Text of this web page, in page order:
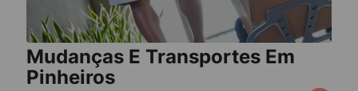
Mudanças E Transportes Em
Pinheiros